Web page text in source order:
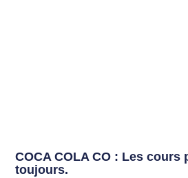
COCA COLA CO : Les cours
toujours.